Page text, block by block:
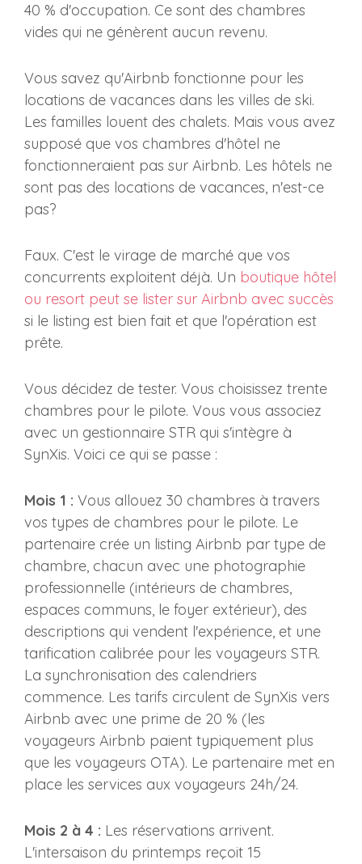
40 % d'occupation. Ce sont des chambres
vides qui ne génèrent aucun revenu.
Vous savez qu'Airbnb fonctionne pour les
locations de vacances dans les villes de ski.
Les familles louent des chalets. Mais vous avez
supposé que vos chambres d'hôtel ne
fonctionneraient pas sur Airbnb. Les hôtels ne
sont pas des locations de vacances, n'est-ce
pas?
Faux. C'est le virage de marché que vos
concurrents exploitent déjà. Un boutique hôtel
ou resort peut se lister sur Airbnb avec succès
si le listing est bien fait et que l'opération est
prête.
Vous décidez de tester. Vous choisissez trente
chambres pour le pilote. Vous vous associez
avec un gestionnaire STR qui s'intègre à
SynXis. Voici ce qui se passe :
Mois 1 : Vous allouez 30 chambres à travers
vos types de chambres pour le pilote. Le
partenaire crée un listing Airbnb par type de
chambre, chacun avec une photographie
professionnelle (intérieurs de chambres,
espaces communs, le foyer extérieur), des
descriptions qui vendent l'expérience, et une
tarification calibrée pour les voyageurs STR.
La synchronisation des calendriers
commence. Les tarifs circulent de SynXis vers
Airbnb avec une prime de 20 % (les
voyageurs Airbnb paient typiquement plus
que les voyageurs OTA). Le partenaire met en
place les services aux voyageurs 24h/24.
Mois 2 à 4 : Les réservations arrivent.
L'intersaison du printemps reçoit 15